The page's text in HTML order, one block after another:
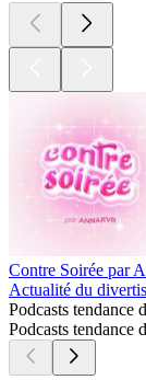
Contre Soirée par
Actualité du
Podcasts tendance
Podcasts tendance